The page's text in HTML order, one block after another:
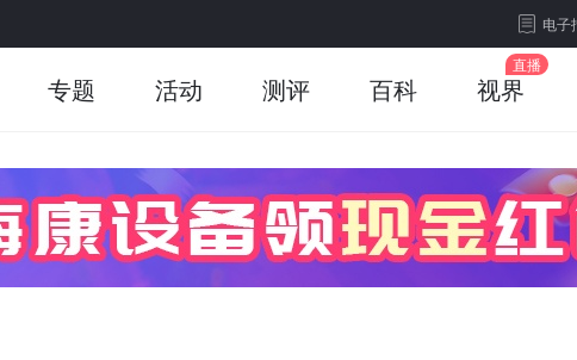
电子
专题 活动 测评 百科 视界